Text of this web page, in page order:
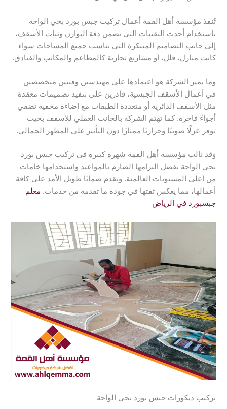
تُنفذ مؤسسة أهل القمة أعمال تركيب جبس بورد بحي الواحة
باستخدام أحدث التقنيات التي تضمن دقة التوازن وثبات الأسقف،
إلى جانب التصاميم المبتكرة التي تناسب جميع المساحات سواء
كانت منازل، فلل، أو مشاريع تجارية كالمطاعم والمكاتب والفنادق.
وما يميز الشركة هو اعتمادها على مهندسين وفنيين متخصصين
في أعمال الأسقف الجبسية، قادرين على تنفيذ تصميمات معقدة
مثل الأسقف الدائرية أو متعددة الطبقات مع إضاءة مخفية تضفي
أجواءً فاخرة. كما تهتم الشركة بالجانب العملي للأسقف بحيث
توفر عزلًا صوتيًا وحراريًا ممتازًا دون التأثير على المظهر الجمالي.
وقد نالت مؤسسة أهل القمة شهرة كبيرة في تركيب جبس بورد
بحي الواحة بفضل التزامها الصارم بالمواعيد واستخدامها خامات
من أعلى المستويات العالمية. وتقدم ضمانًا طويل الأمد على كافة
أعمالها، مما يعكس ثقتها في جودة ما تقدمه من خدمات. معلم
جبسبورد في الرياض
تركيب ديكورات جبس بورد بحي الواحة